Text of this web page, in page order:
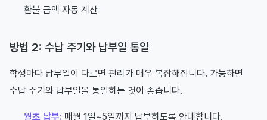
환불 금액 자동 계산
방법 2: 수납 주기와 납부일 통일
학생마다 납부일이 다르면 관리가 매우 복잡해집니다. 가능하면
수납 주기와 납부일을 통일하는 것이 좋습니다.
월초 납부: 매월 1일~5일까지 납부하도록 안내합니다.